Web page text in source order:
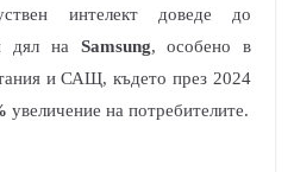
интелект доведе до
дял на Samsung, особено в
и САЩ, където през 2024
увеличение на потребителите.